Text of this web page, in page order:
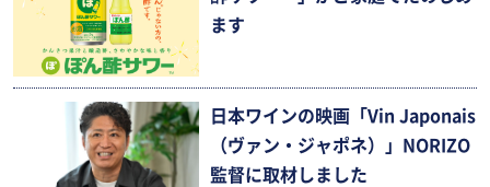
ます
日本ワインの映画「Vin Japonais
（ヴァン・ジャポネ）」NORIZO
監督に取材しました